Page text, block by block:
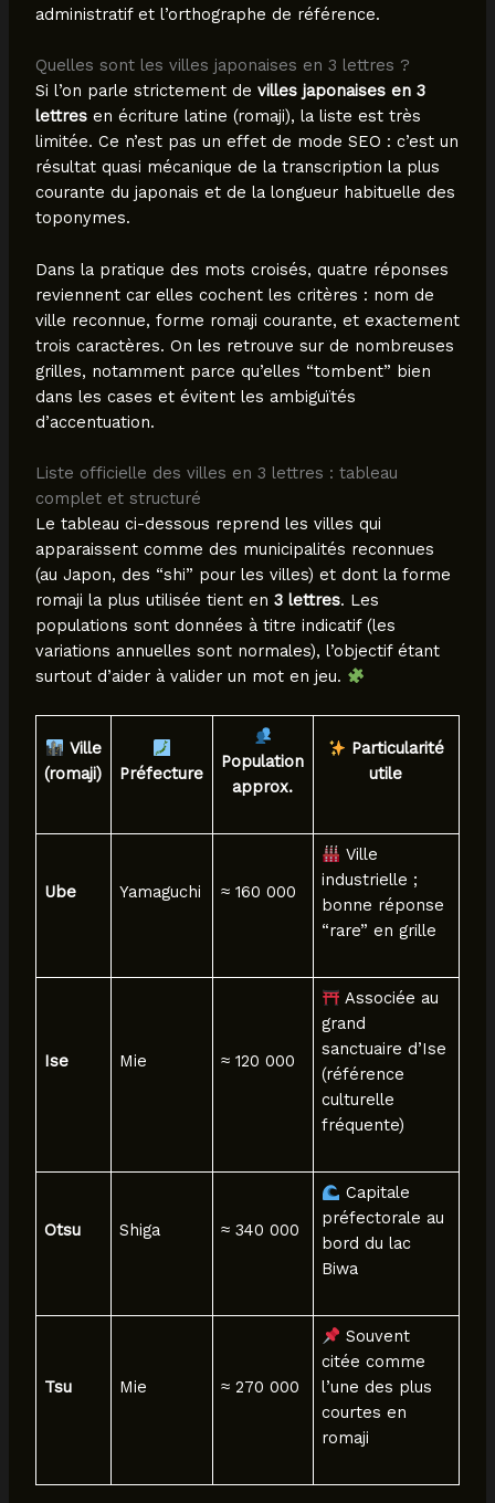
administratif et l’orthographe de référence.
Quelles sont les villes japonaises en 3 lettres ?
Si l’on parle strictement de villes japonaises en 3
lettresen écriture latine (romaji), la liste est très
limitée. Ce n’est pas un effet de mode SEO : c’est un
résultat quasi mécanique de la transcription la plus
courante du japonais et de la longueur habituelle des
toponymes.
Dans la pratique des mots croisés, quatre réponses
reviennent car elles cochent les critères : nom de
ville reconnue, forme romaji courante, et exactement
trois caractères. On les retrouve sur de nombreuses
grilles, notamment parce qu’elles “tombent” bien
dans les cases et évitent les ambiguïtés
d’accentuation.
Liste officielle des villes en 3 lettres : tableau
complet et structuré
Le tableau ci-dessous reprend les villes qui
apparaissent comme des municipalités reconnues
(au Japon, des “shi” pour les villes) et dont la forme
romaji la plus utilisée tient en 3 lettres. Les
populations sont données à titre indicatif (les
variations annuelles sont normales), l’objectif étant
surtout d’aider à valider un mot en jeu.
Ville
(romaji)
Préfecture
Population
approx.
Particularité
utile
Ube Yamaguchi ≈ 160 000
Ville
industrielle ;
bonne réponse
“rare” en grille
Ise Mie ≈ 120 000
Associée au
grand
sanctuaire d’Ise
(référence
culturelle
fréquente)
Otsu Shiga ≈ 340 000
Capitale
préfectorale au
bord du lac
Biwa
Tsu Mie ≈ 270 000
Souvent
citée comme
l’une des plus
courtes en
romaji